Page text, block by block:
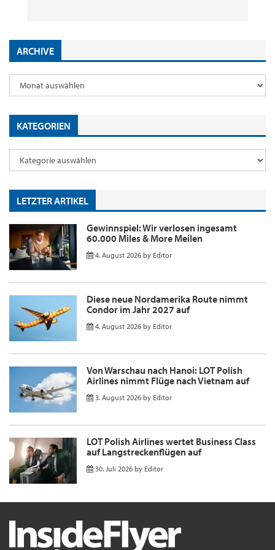
ARCHIVE
KATEGORIEN
LETZTER ARTIKEL
Gewinnspiel: Wir verlosen ingesamt
60.000 Miles & More Meilen
4. August 2026 by Editor
Diese neue Nordamerika Route nimmt
Condor im Jahr 2027 auf
4. August 2026 by Editor
Von Warschau nach Hanoi: LOT Polish
Airlines nimmt Flüge nach Vietnam auf
3. August 2026 by Editor
LOT Polish Airlines wertet Business Class
auf Langstreckenflügen auf
30. Juli 2026 by Editor